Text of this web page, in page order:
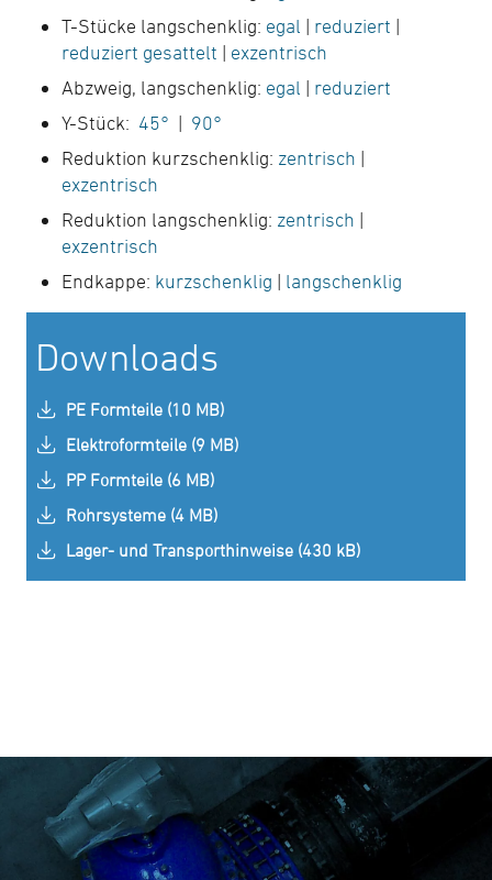
T-Stücke langschenklig: egal | reduziert |
reduziert gesattelt | exzentrisch
Abzweig, langschenklig: egal | reduziert
Y-Stück: 45° | 90°
Reduktion kurzschenklig: zentrisch |
exzentrisch
Reduktion langschenklig: zentrisch |
exzentrisch
Endkappe: kurzschenklig | langschenklig
Downloads
PE Formteile (10 MB)
Elektroformteile (9 MB)
PP Formteile (6 MB)
Rohrsysteme (4 MB)
Lager- und Transporthinweise (430 kB)